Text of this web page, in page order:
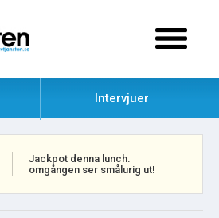
Intervjuer
Jackpot denna lunch.
omgången ser smålurig ut!